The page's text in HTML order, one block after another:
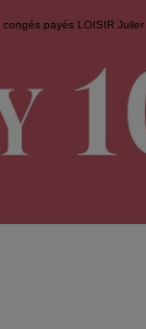
congés payés LOISIR Julier